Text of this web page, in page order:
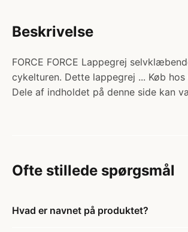
Beskrivelse
FORCE FORCE Lappegrej
cykelturen. Dette lappegrej ... Køb
Dele af indholdet på denne side kan
Ofte stillede spørgsmål
Hvad er navnet på produktet?